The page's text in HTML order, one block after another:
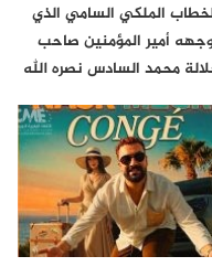
الملكي السامي الذي
أمير المؤمنين صاحب
محمد السادس نصره الله